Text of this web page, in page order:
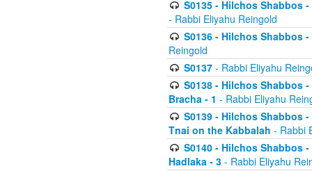
S0135 - Hilchos Shabbos
- Rabbi Eliyahu Reingold
S0136 - Hilchos Shabbos
Reingold
S0137- Rabbi Eliyahu
S0138 - Hilchos Shabbos
Bracha - 1 - Rabbi Eliyahu
S0139 - Hilchos Shabbos
Tnai on the Kabbalah - Rabbi
S0140 - Hilchos Shabbos
Hadlaka - 3 - Rabbi Eliyahu